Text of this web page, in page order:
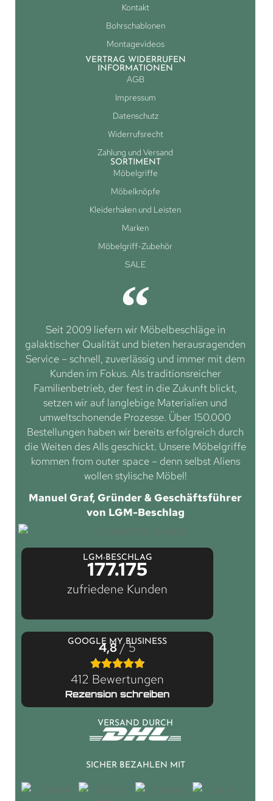
Kontakt
Bohrschablonen
Montagevideos
VERTRAG WIDERRUFEN
INFORMATIONEN
AGB
Impressum
Datenschutz
Widerrufsrecht
Zahlung und Versand
SORTIMENT
Möbelgriffe
Möbelknöpfe
Kleiderhaken und Leisten
Marken
Möbelgriff-Zubehör
SALE
Seit 2009 liefern wir Möbelbeschläge in
galaktischer Qualität und bieten herausragenden
Service – schnell, zuverlässig und immer mit dem
Kunden im Fokus. Als traditionsreicher
Familienbetrieb, der fest in die Zukunft blickt,
setzen wir auf langlebige Materialien und
umweltschonende Prozesse. Über 150.000
Bestellungen haben wir bereits erfolgreich durch
die Weiten des Alls geschickt. Unsere Möbelgriffe
kommen from outer space – denn selbst Aliens
wollen stylische Möbel!
Manuel Graf, Gründer & Geschäftsführer
von LGM-Beschlag
LGM-BESCHLAG
177.175
zufriedene Kunden
GOOGLE MY BUSINESS
4,8/ 5
412 Bewertungen
Rezension schreiben
VERSAND DURCH
SICHER BEZAHLEN MIT